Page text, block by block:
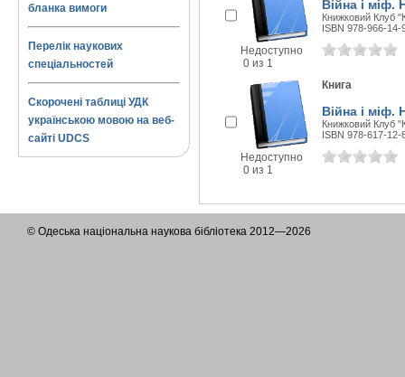
бланка вимоги
Перелік наукових
спеціальностей
Скорочені таблиці УДК
українською мовою на веб-
сайті UDCS
Недоступно
0 из 1
Війна і міф.
Книжковий Клуб
ISBN 978-966-14-
Недоступно
0 из 1
Книга
Війна і міф.
Книжковий Клуб
ISBN 978-617-12-
© Одеська національна наукова бібліотека 2012—2026